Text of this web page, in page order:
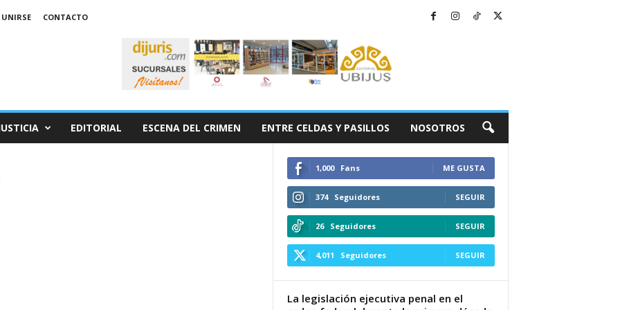
CONTACTO
EDITORIAL ESCENA DEL CRIMEN ENTRE CELDAS Y PASILLOS NOSOTROS
1,000 Fans ME GUSTA
374 Seguidores SEGUIR
26 Seguidores SEGUIR
4,011 Seguidores SEGUIR
La legislación ejecutiva penal en el